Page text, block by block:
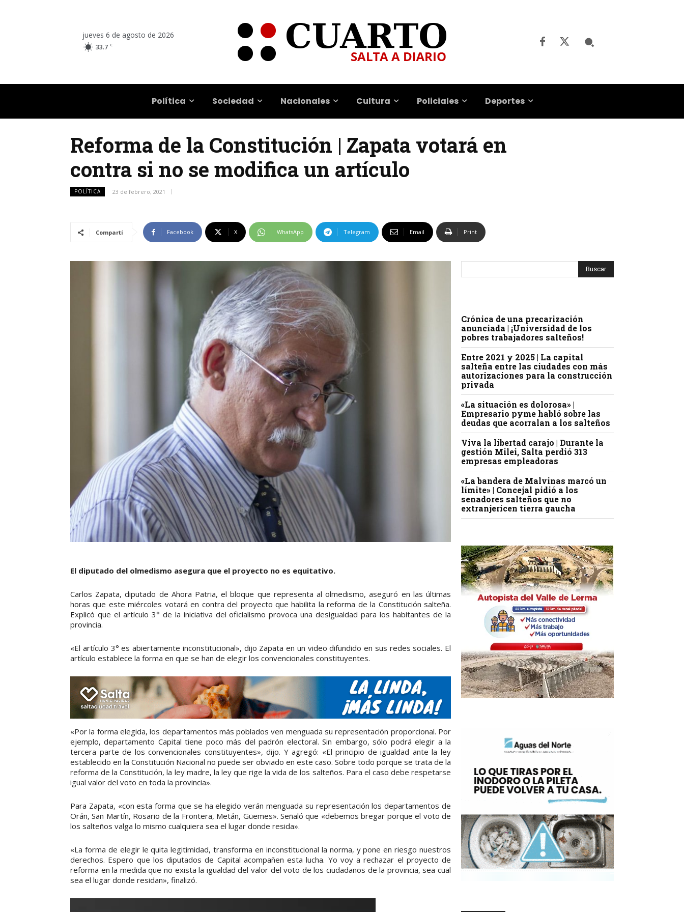
jueves 6 de agosto de 2026
33.7 C
Política Sociedad Nacionales Cultura Policiales Deportes
Reforma de la Constitución | Zapata votará en
contra si no se modifica un artículo
POLÍTICA 23 de febrero, 2021
Compartí Facebook X WhatsApp Telegram Email Print
El diputado del olmedismo asegura que el proyecto no es equitativo.
Carlos Zapata, diputado de Ahora Patria, el bloque que representa al olmedismo, aseguró en las últimas
horas que este miércoles votará en contra del proyecto que habilita la reforma de la Constitución salteña.
Explicó que el artículo 3° de la iniciativa del oficialismo provoca una desigualdad para los habitantes de la
provincia.
«El artículo 3° es abiertamente inconstitucional», dijo Zapata en un video difundido en sus redes sociales. El
artículo establece la forma en que se han de elegir los convencionales constituyentes.
«Por la forma elegida, los departamentos más poblados ven menguada su representación proporcional. Por
ejemplo, departamento Capital tiene poco más del padrón electoral. Sin embargo, sólo podrá elegir a la
tercera parte de los convencionales constituyentes», dijo. Y agregó: «El principio de igualdad ante la ley
establecido en la Constitución Nacional no puede ser obviado en este caso. Sobre todo porque se trata de la
reforma de la Constitución, la ley madre, la ley que rige la vida de los salteños. Para el caso debe respetarse
igual valor del voto en toda la provincia».
Para Zapata, «con esta forma que se ha elegido verán menguada su representación los departamentos de
Orán, San Martín, Rosario de la Frontera, Metán, Güemes». Señaló que «debemos bregar porque el voto de
los salteños valga lo mismo cualquiera sea el lugar donde resida».
«La forma de elegir le quita legitimidad, transforma en inconstitucional la norma, y pone en riesgo nuestros
derechos. Espero que los diputados de Capital acompañen esta lucha. Yo voy a rechazar el proyecto de
reforma en la medida que no exista la igualdad del valor del voto de los ciudadanos de la provincia, sea cual
sea el lugar donde residan», finalizó.
Crónica de una precarización
anunciada | ¡Universidad de los
pobres trabajadores salteños!
Entre 2021 y 2025 | La capital
salteña entre las ciudades con más
autorizaciones para la construcción
privada
«La situación es dolorosa» |
Empresario pyme habló sobre las
deudas que acorralan a los salteños
Viva la libertad carajo | Durante la
gestión Milei, Salta perdió 313
empresas empleadoras
«La bandera de Malvinas marcó un
límite» | Concejal pidió a los
senadores salteños que no
extranjericen tierra gaucha